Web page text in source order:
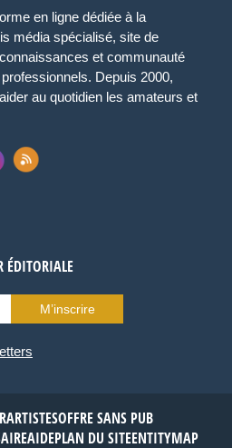
en ligne dédiée à la
média spécialisé, site de
et communauté
Depuis 2000,
au quotidien les amateurs et
ÉDITORIALE
M’inscrire
ARTISTESOFFRE SANS PUB
AIDEPLAN DU SITEENTITYMAP